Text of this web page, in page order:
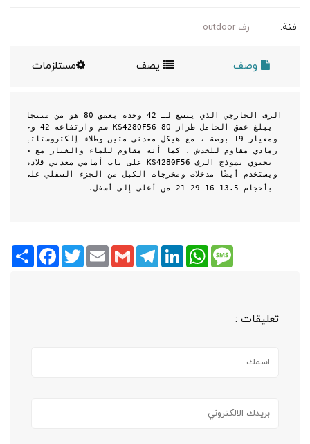
فئة: رف outdoor
وصف يصف مستلزمات
الرف الخارجي الذي يتسع لـ 42 وحدة بعمق 80 هو من منتجات
يبلغ عمق الحامل طراز KS4280F56 80 سم وارتفاعه 42 وحدة
ومعيار 19 بوصة ، مع هيكل معدني متين وطلاء إلكتروستاتيكي
رمادي مقاوم للخدش ، كما أنه مقاوم للماء والغبار مع حماية
يحتوي نموذج الرف KS4280F56 على باب أمامي معدني قلاده قفل
ويستخدم أيضًا مدخلات ومخرجات الكبل من الجزء السفلي على شكل 8 عدد
بأحجام 13.5-16-29-21 من أعلى إلى أسفل.
Share
FacebookTwitter Email Gmail
TelegramLinkedInWhatsAppMessage
تعليقات :